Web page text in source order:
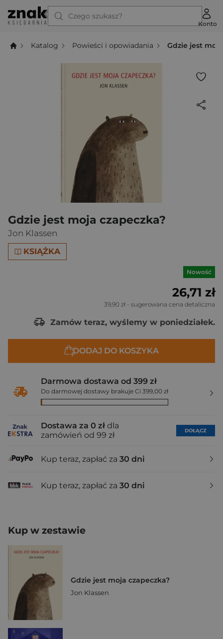
Czego szukasz?
Konto
Katalog Powieści i opowiadania Gdzie jest
Gdzie jest moja czapeczka?
Jon Klassen
KSIĄŻKA
Nowość
26,71 zł
39,90 zł - sugerowana cena detaliczna
Zamów teraz, wyślemy w poniedziałek.
DODAJ DO KOSZYKA
Darmowa dostawa od 399 zł
Do darmowej dostawy brakuje Ci 399,00 zł
Dostawa za 0 zł dla
zamówień od 99 zł
DOŁĄCZ
Kup teraz, zapłać za 30 dni
Kup teraz, zapłać za 30 dni
Kup w zestawie
Gdzie jest moja czapeczka?
Jon Klassen